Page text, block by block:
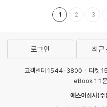
1 2 3
로그인 최근
고객센터 1544-3800 티켓
eBook 1:1
예스이십사(